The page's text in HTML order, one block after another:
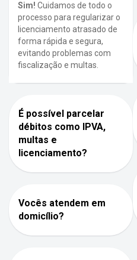
Sim! Cuidamos de todo o
processo para regularizar o
licenciamento atrasado de
forma rápida e segura,
evitando problemas com
fiscalização e multas.
É possível parcelar
débitos como IPVA,
multas e
licenciamento?
Vocês atendem em
domicílio?